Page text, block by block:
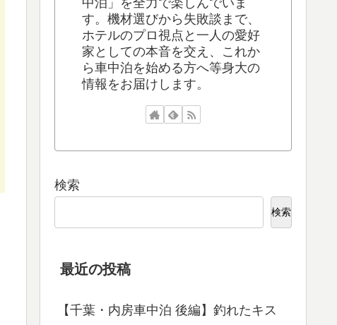
す。機材選びから失敗談まで、
ホテルのプロ視点と一人の愛好
家としての本音を交え、これか
ら車中泊を始める方へ等身大の
情報をお届けします。
検索
検索
最近の投稿
【千葉・内房車中泊 後編】釣れたキス